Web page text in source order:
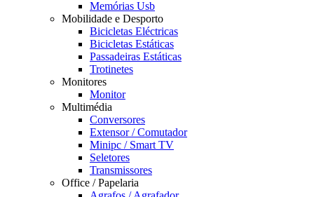
Memórias Usb
Mobilidade e Desporto
Bicicletas Eléctricas
Bicicletas Estáticas
Passadeiras Estáticas
Trotinetes
Monitores
Monitor
Multimédia
Conversores
Extensor / Comutador
Minipc / Smart TV
Seletores
Transmissores
Office / Papelaria